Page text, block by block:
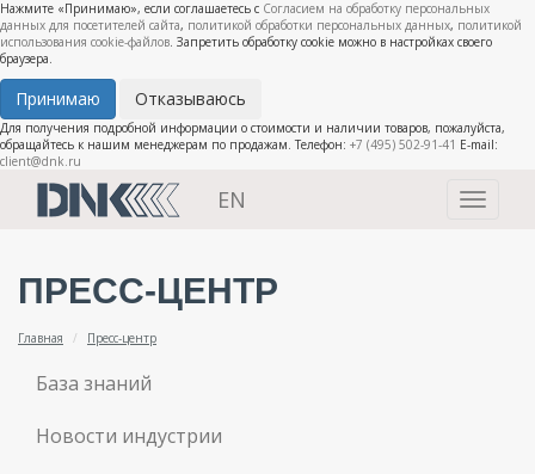
Нажмите «Принимаю», если соглашаетесь с Согласием на обработку персональных
данных для посетителей сайта, политикой обработки персональных данных, политикой
использования cookie-файлов. Запретить обработку cookie можно в настройках своего
браузера.
Принимаю Отказываюсь
Для получения подробной информации о стоимости и наличии товаров, пожалуйста,
обращайтесь к нашим менеджерам по продажам. Телефон: +7 (495) 502-91-41 E-mail:
client@dnk.ru
Toggle
EN
ПРЕСС-ЦЕНТР
Главная Пресс-центр
База знаний
Новости индустрии